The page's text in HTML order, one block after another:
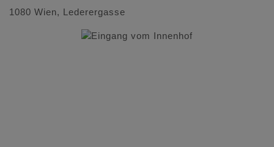
1080 Wien, Lederergasse